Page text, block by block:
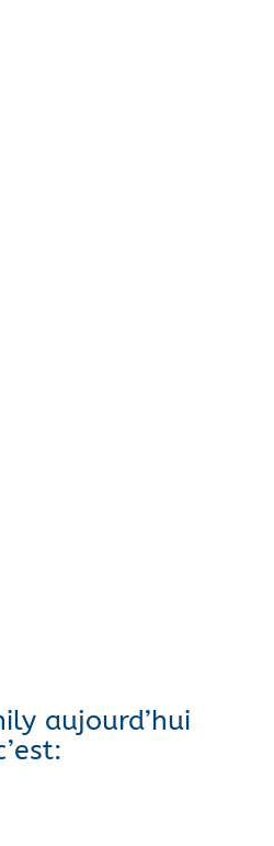
aujourd’hui